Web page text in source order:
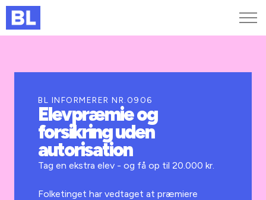
Kurser og arrangementer
Jobportalen
BL INFORMERER NR.0906
Elevpræmie og
forsikring uden
autorisation
Tag en ekstra elev - og få op til 20.000 kr.
Folketinget har vedtaget at præmiere